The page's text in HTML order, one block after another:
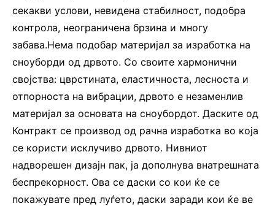
секакви услови, невидена стабилност, подобра
контрола, неограничена брзина и многу
забава.Нема подобар материјал за изработка на
сноуборди од дрвото. Со своите хармонични
својства: цврстината, еластичноста, лесноста и
отпорноста на вибрации, дрвото е незаменлив
материјал за основата на сноубордот. Даските од
Контракт се производ од рачна изработка во која
се користи исклучиво дрвото. Нивниот
надворешен дизајн пак, ја дополнува внатрешната
беспрекорност. Ова се даски со кои ќе се
покажувате пред луѓето, даски заради кои ќе ве